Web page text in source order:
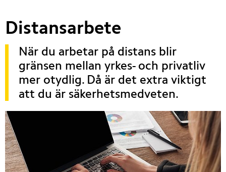
Distansarbete
När du arbetar på distans blir
gränsen mellan yrkes- och privatliv
mer otydlig. Då är det extra viktigt
att du är säkerhetsmedveten.